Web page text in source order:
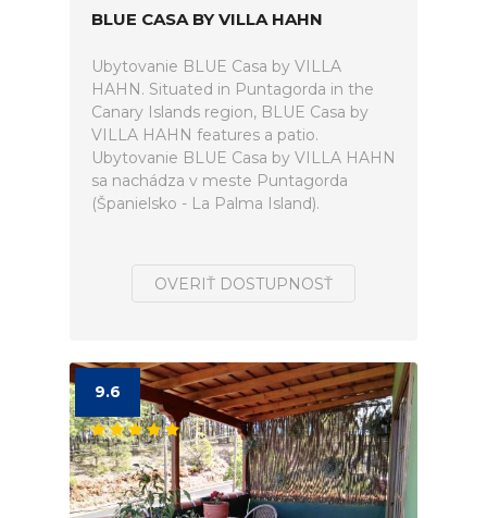
BLUE CASA BY VILLA HAHN
Ubytovanie BLUE Casa by VILLA
HAHN. Situated in Puntagorda in the
Canary Islands region, BLUE Casa by
VILLA HAHN features a patio.
Ubytovanie BLUE Casa by VILLA HAHN
sa nachádza v meste Puntagorda
(Španielsko - La Palma Island).
OVERIŤ DOSTUPNOSŤ
9.6